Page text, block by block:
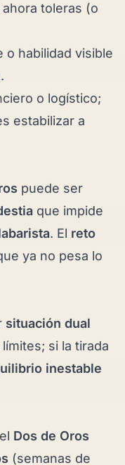
toleras (o
o habilidad visible
o logístico;
estabilizar a
puede ser
que impide
. El reto
ya no pesa lo
situación dual
si la tirada
inestable
Dos de Oros
(semanas de